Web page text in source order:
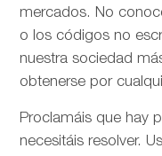
mercados. No
o los códigos no
nuestra sociedad
obtenerse por
Proclamáis que hay
necesitáis resolver.